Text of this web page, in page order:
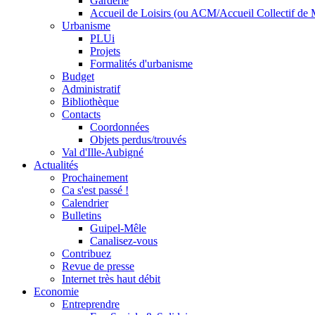
Accueil de Loisirs (ou ACM/Accueil Collectif de
Urbanisme
PLUi
Projets
Formalités d'urbanisme
Budget
Administratif
Bibliothèque
Contacts
Coordonnées
Objets perdus/trouvés
Val d'Ille-Aubigné
Actualités
Prochainement
Ca s'est passé !
Calendrier
Bulletins
Guipel-Mêle
Canalisez-vous
Contribuez
Revue de presse
Internet très haut débit
Economie
Entreprendre